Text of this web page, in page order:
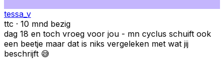
tessa_v
ttc · 10 mnd bezig
dag 18 en toch vroeg voor jou - mn cyclus schuift ook
een beetje maar dat is niks vergeleken met wat jij
beschrijft 😅